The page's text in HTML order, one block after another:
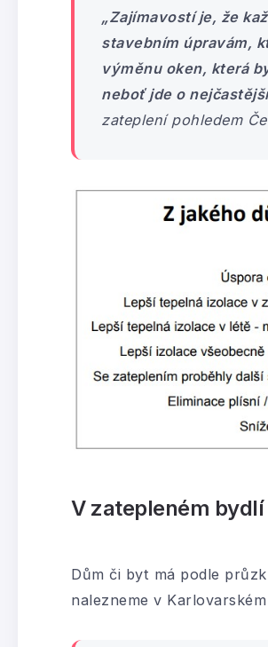
„Zajímavostí je, že
stavebním úpravám,
výměnu oken, která
neboť jde o
zateplení pohledem
V zatepleném
Dům či byt má podle
nalezneme v